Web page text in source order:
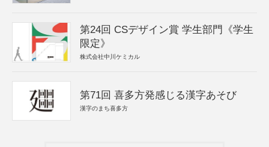
第24回 CSデザイン賞 学生部門《学生
限定》
株式会社中川ケミカル
第71回 喜多方発感じる漢字あそび
漢字のまち喜多方